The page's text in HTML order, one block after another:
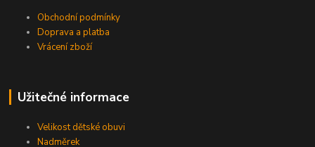
Obchodní podmínky
Doprava a platba
Vrácení zboží
Užitečné informace
Velikost dětské obuvi
Nadměrek